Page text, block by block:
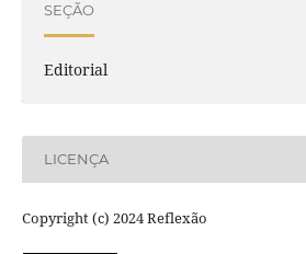
SEÇÃO
Editorial
LICENÇA
Copyright (c) 2024 Reflexão